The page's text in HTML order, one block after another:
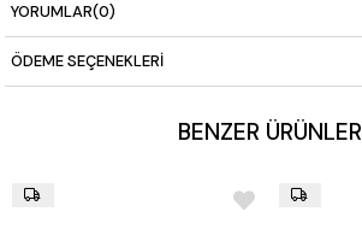
YORUMLAR(0)
ÖDEME SEÇENEKLERI
BENZER ÜRÜNLER